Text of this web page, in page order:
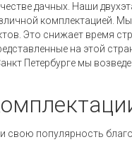
дачных. Наши
комплектацией.
Это снижает время
на этой
Петербурге мы
свою популярность